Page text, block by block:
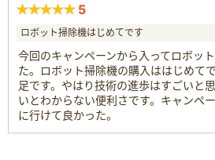
5
ロボット掃除機はじめてです
今回のキャンペーンから入ってロボッ
た。ロボット掃除機の購入ははじめて
足です。やはり技術の進歩はすごいと
いとわからない便利さです。キャンペ
に行けて良かった。